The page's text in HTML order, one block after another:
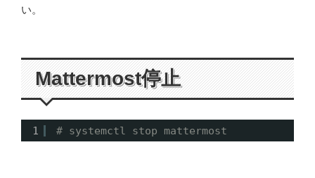
い。
Mattermost停止
1 # systemctl stop mattermost